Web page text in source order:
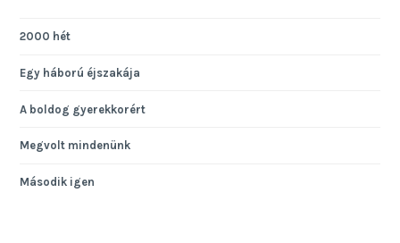
2000 hét
Egy háború éjszakája
A boldog gyerekkorért
Megvolt mindenünk
Második igen